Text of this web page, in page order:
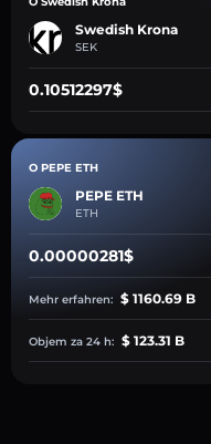
Swedish Krona
SEK
0.10512297$
O PEPE ETH
PEPE ETH
ETH
0.00000281$
Mehr erfahren: $ 1160.69 B
Objem za 24 h: $ 123.31 B